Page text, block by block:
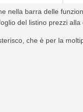
nella barra delle
del listino prezzi alla
che è per la